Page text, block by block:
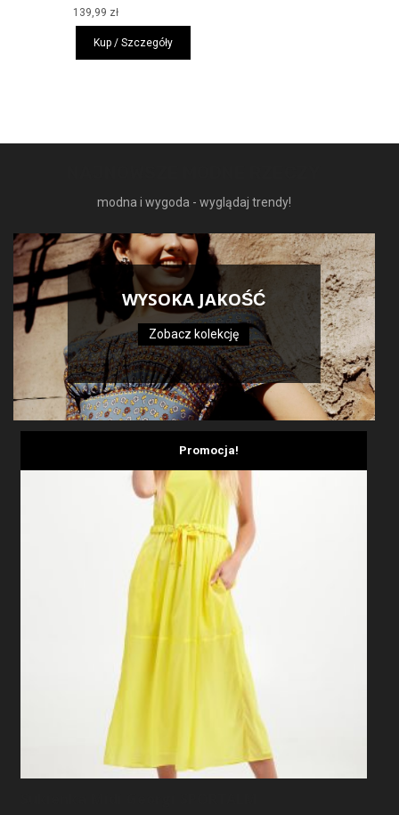
139,99 zł
Kup / Szczegóły
modna i wygoda - wyglądaj trendy!
WYSOKA JAKOŚĆ
Zobacz kolekcję
Promocja!